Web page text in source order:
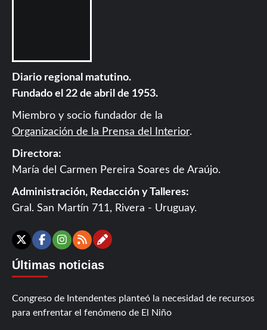
Diario regional matutino.
Fundado el 22 de abril de 1953.
Miembro y socio fundador de la
Organización de la Prensa del Interior.
Directora:
María del Carmen Pereira Soares de Araújo.
Administración, Redacción y Talleres:
Gral. San Martín 711, Rivera - Uruguay.
X Facebook
Instagram
RSSContáctanos
Últimas noticias
Congreso de Intendentes planteó la necesidad de recursos
para enfrentar el fenómeno de El Niño